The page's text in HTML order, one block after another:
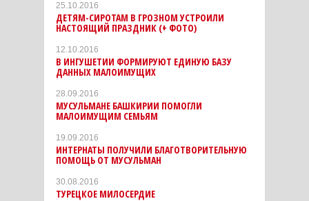
25.10.2016
ДЕТЯМ-СИРОТАМ В ГРОЗНОМ УСТРОИЛИ
НАСТОЯЩИЙ ПРАЗДНИК (+ ФОТО)
12.10.2016
В ИНГУШЕТИИ ФОРМИРУЮТ ЕДИНУЮ БАЗУ
ДАННЫХ МАЛОИМУЩИХ
28.09.2016
МУСУЛЬМАНЕ БАШКИРИИ ПОМОГЛИ
МАЛОИМУЩИМ СЕМЬЯМ
19.09.2016
ИНТЕРНАТЫ ПОЛУЧИЛИ БЛАГОТВОРИТЕЛЬНУЮ
ПОМОЩЬ ОТ МУСУЛЬМАН
30.08.2016
ТУРЕЦКОЕ МИЛОСЕРДИЕ